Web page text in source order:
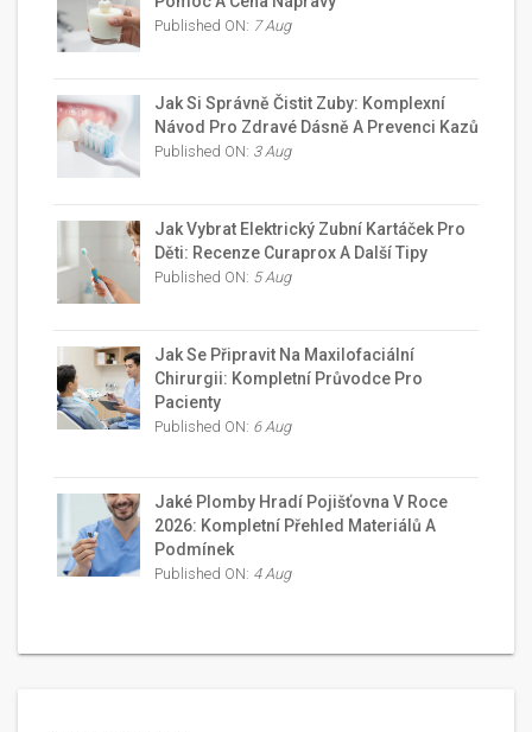
Published ON: 7 Aug
Jak Si Správně Čistit Zuby: Komplexní
Návod Pro Zdravé Dásně A Prevenci Kazů
Published ON: 3 Aug
Jak Vybrat Elektrický Zubní Kartáček Pro
Děti: Recenze Curaprox A Další Tipy
Published ON: 5 Aug
Jak Se Připravit Na Maxilofaciální
Chirurgii: Kompletní Průvodce Pro
Pacienty
Published ON: 6 Aug
Jaké Plomby Hradí Pojišťovna V Roce
2026: Kompletní Přehled Materiálů A
Podmínek
Published ON: 4 Aug